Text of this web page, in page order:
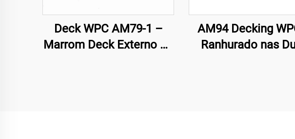
Deck WPC AM79-1 –
Marrom Deck Externo de
AM94 Decking
Ranhurado nas